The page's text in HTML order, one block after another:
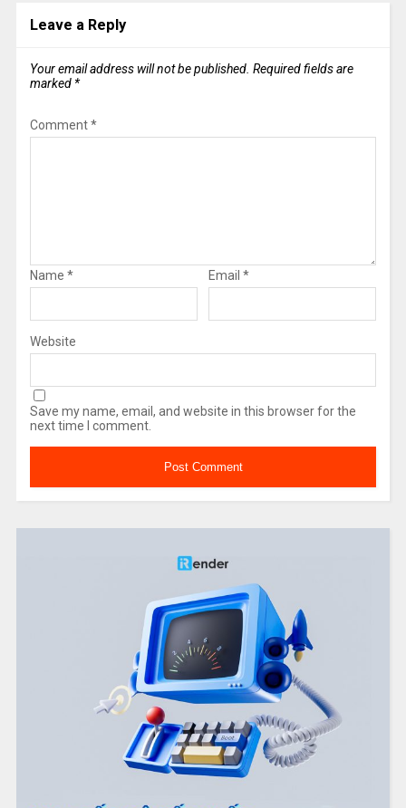
Leave a Reply
Your email address will not be published. Required fields are
marked *
Comment*
Name * Email *
Website
Save my name, email, and website in this browser for the
next time I comment.